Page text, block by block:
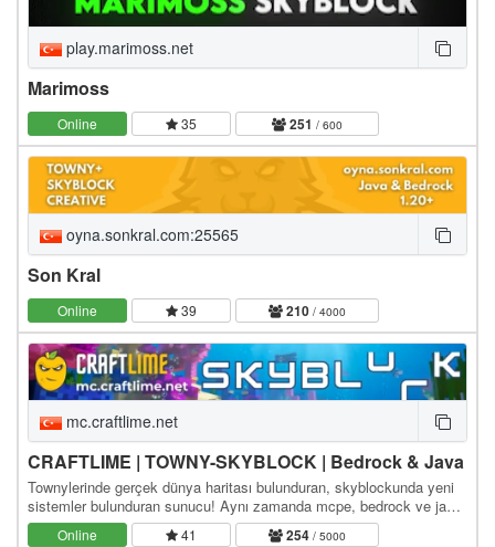
play.marimoss.net
Marimoss
Online 35 251 / 600
oyna.sonkral.com:25565
Son Kral
Online 39 210 / 4000
mc.craftlime.net
CRAFTLIME | TOWNY-SKYBLOCK | Bedrock & Java
Townylerinde gerçek dünya haritası bulunduran, skyblockunda yeni
sistemler bulunduran sunucu! Aynı zamanda mcpe, bedrock ve java
ile bağlanabilirsiniz! Java ip bilgiler:…
Online 41 254 / 5000